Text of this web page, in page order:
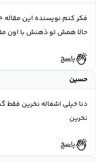
حالا همش تو ذهنش با اون
پاسخ
حسین
دنا خیلی اشغاله نخرین فقط
نخرین
پاسخ